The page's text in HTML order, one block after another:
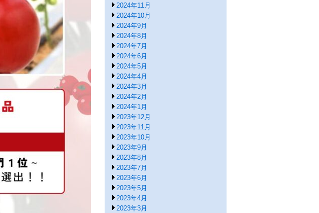
2024年11月
2024年10月
2024年9月
2024年8月
2024年7月
2024年6月
2024年5月
2024年4月
2024年3月
2024年2月
2024年1月
2023年12月
2023年11月
2023年10月
2023年9月
2023年8月
2023年7月
2023年6月
2023年5月
2023年4月
2023年3月